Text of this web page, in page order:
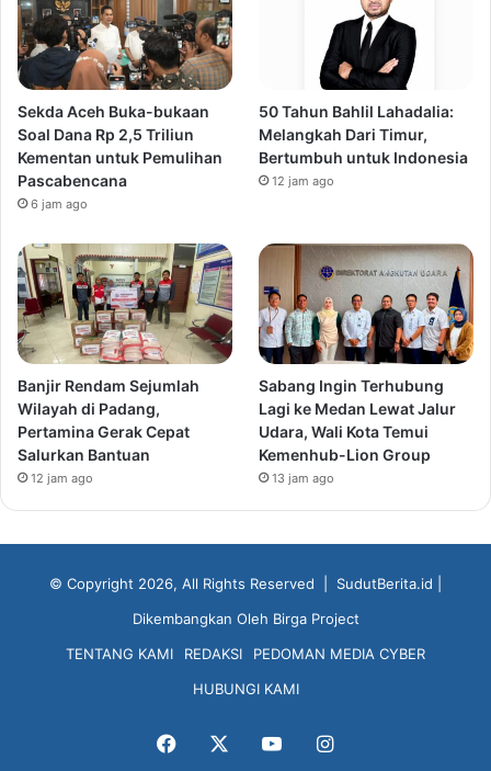
Sekda Aceh Buka-bukaan
Soal Dana Rp 2,5 Triliun
Kementan untuk Pemulihan
Pascabencana
6 jam ago
50 Tahun Bahlil Lahadalia:
Melangkah Dari Timur,
Bertumbuh untuk Indonesia
12 jam ago
Banjir Rendam Sejumlah
Wilayah di Padang,
Pertamina Gerak Cepat
Salurkan Bantuan
12 jam ago
Sabang Ingin Terhubung
Lagi ke Medan Lewat Jalur
Udara, Wali Kota Temui
Kemenhub-Lion Group
13 jam ago
© Copyright 2026, All Rights Reserved | SudutBerita.id
Dikembangkan Oleh Birga Project
TENTANG KAMI
REDAKSI
PEDOMAN MEDIA CYBER
HUBUNGI KAMI
Facebook YouTubeInstagram